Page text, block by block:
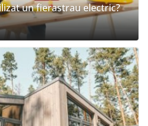
un fierastrau electric?